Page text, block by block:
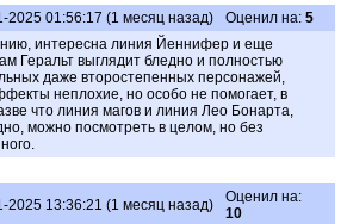
2025 01:56:17 (1 месяц назад) Оценил на: 5
интересна линия Йеннифер и еще
Геральт выглядит бледно и полностью
даже второстепенных персонажей,
неплохие, но особо не помогает, в
что линия магов и линия Лео Бонарта,
можно посмотреть в целом, но без
2025 13:36:21 (1 месяц назад)
Оценил на:
10